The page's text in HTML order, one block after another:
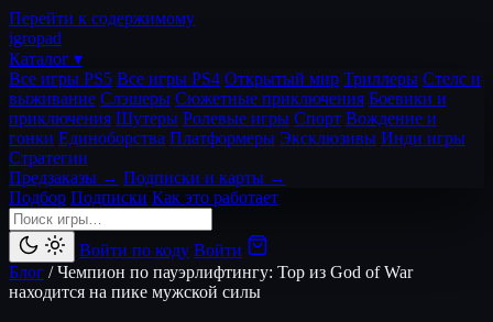
Перейти к содержимому
igropad
Каталог ▾
Все игры PS5 Все игры PS4 Открытый мир Триллеры Стелс и
выживание Слэшеры Сюжетные приключения Боевики и
приключения Шутеры Ролевые игры Спорт Вождение и
гонки Единоборства Платформеры Эксклюзивы Инди игры
Стратегии
Предзаказы → Подписки и карты →
Подбор Подписки Как это работает
Войти по коду Войти
Блог / Чемпион по пауэрлифтингу: Тор из God of War
находится на пике мужской силы